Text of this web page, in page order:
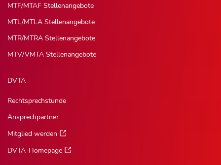
MTF/MTAF Stellenangebote
MTL/MTLA Stellenangebote
MTR/MTRA Stellenangebote
MTV/VMTA Stellenangebote
DVTA
Rechtsprechstunde
Ansprechpartner
Mitglied werden
DVTA-Homepage